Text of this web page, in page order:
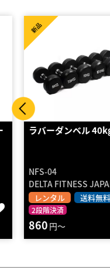
ラバーダンベル 40kg
NFS-04
DELTA FITNESS JAPAN
レンタル 送料無料
2段階決済
860円～